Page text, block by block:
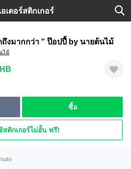
อเตอร์สติกเกอร์
งมากกว่า " ป๊อปปี้ by นายต้นไม้
ไม้
ซื้อ
สติกเกอร์ไม่อั้น ฟรี!
แต่ง